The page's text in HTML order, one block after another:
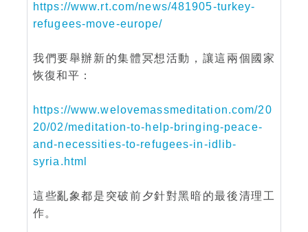
https://www.rt.com/news/481905-turkey-
refugees-move-europe/
我們要舉辦新的集體冥想活動，讓這兩個國家
恢復和平：
https://www.welovemassmeditation.com/20
20/02/meditation-to-help-bringing-peace-
and-necessities-to-refugees-in-idlib-
syria.html
這些亂象都是突破前夕針對黑暗的最後清理工
作。